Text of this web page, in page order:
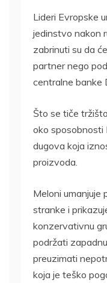
Lideri Evropske
jedinstvo nakon
zabrinuti su da
partner nego
centralne banke
Što se tiče
oko sposobnosti
dugova koja
proizvoda.
Meloni umanjuje
stranke i
konzervativnu
podržati
preuzimati
koja je teško